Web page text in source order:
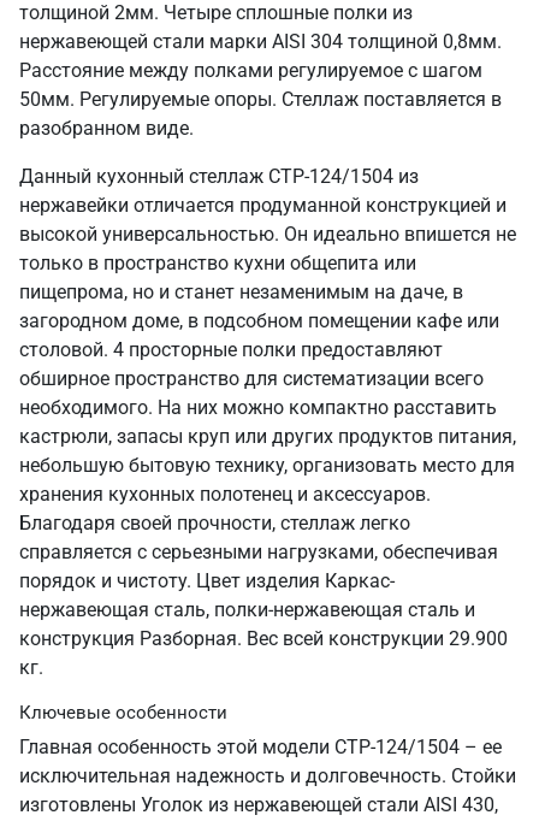
толщиной 2мм. Четыре сплошные полки из
нержавеющей стали марки AISI 304 толщиной 0,8мм.
Расстояние между полками регулируемое с шагом
50мм. Регулируемые опоры. Стеллаж поставляется в
разобранном виде.
Данный кухонный стеллаж СТР-124/1504 из
нержавейки отличается продуманной конструкцией и
высокой универсальностью. Он идеально впишется не
только в пространство кухни общепита или
пищепрома, но и станет незаменимым на даче, в
загородном доме, в подсобном помещении кафе или
столовой. 4 просторные полки предоставляют
обширное пространство для систематизации всего
необходимого. На них можно компактно расставить
кастрюли, запасы круп или других продуктов питания,
небольшую бытовую технику, организовать место для
хранения кухонных полотенец и аксессуаров.
Благодаря своей прочности, стеллаж легко
справляется с серьезными нагрузками, обеспечивая
порядок и чистоту. Цвет изделия Каркас-
нержавеющая сталь, полки-нержавеющая сталь и
конструкция Разборная. Вес всей конструкции 29.900
кг.
Ключевые особенности
Главная особенность этой модели СТР-124/1504 – ее
исключительная надежность и долговечность. Стойки
изготовлены Уголок из нержавеющей стали AISI 430,